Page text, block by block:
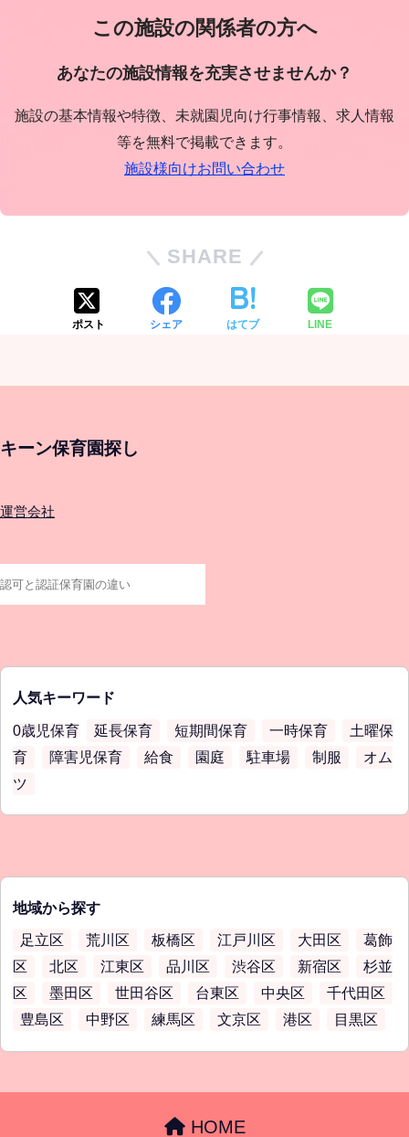
この施設の関係者の方へ
あなたの施設情報を充実させませんか？
施設の基本情報や特徴、未就園児向け行事情報、求人情報
等を無料で掲載できます。
施設様向けお問い合わせ
SHARE
ポスト シェア はてブ LINE
キーン保育園探し
運営会社
人気キーワード
0歳児保育 延長保育 短期間保育 一時保育
土曜保
育
障害児保育 給食 園庭 駐車場 制服
オム
ツ
地域から探す
足立区 荒川区 板橋区 江戸川区 大田区
葛飾
区
北区 江東区 品川区 渋谷区 新宿区
杉並
区
墨田区 世田谷区 台東区 中央区
千代田区
豊島区
中野区 練馬区 文京区 港区 目黒区
HOME